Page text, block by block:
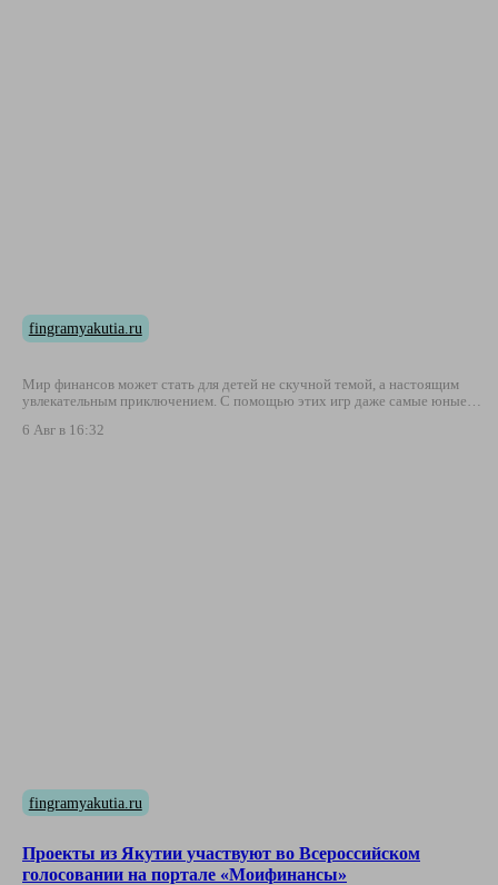
fingramyakutia.ru
Мир финансов может стать для детей не скучной темой, а настоящим
увлекательным приключением. С помощью этих игр даже самые юные…
6 Авг в 16:32
fingramyakutia.ru
Проекты из Якутии участвуют во Всероссийском
голосовании на портале «Моифинансы»